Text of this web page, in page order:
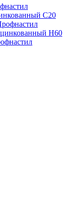
С20
Н60